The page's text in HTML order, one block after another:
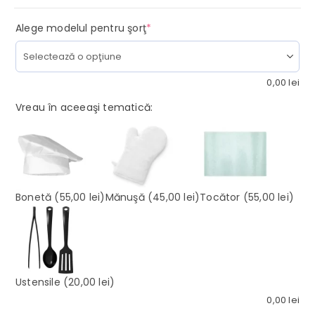
Alege modelul pentru şorţ*
0,00lei
Vreau în aceeaşi tematică:
Bonetă (55,00 lei)Mănuşă(45,00 lei)Tocător (55,00 lei)
Ustensile (20,00 lei)
0,00lei